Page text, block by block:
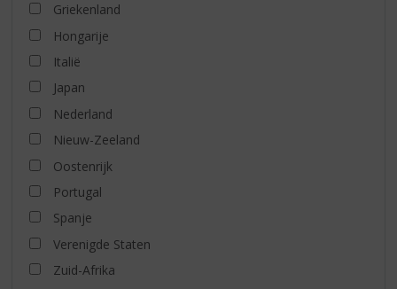
Griekenland
Hongarije
Italië
Japan
Nederland
Nieuw-Zeeland
Oostenrijk
Portugal
Spanje
Verenigde Staten
Zuid-Afrika